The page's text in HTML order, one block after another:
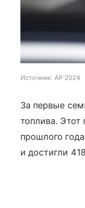
Источник: AP 2024
За первые
топлива. Этот
прошлого
и достигли